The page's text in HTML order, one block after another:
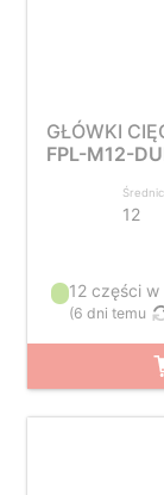
GŁÓWKI
FPL-M12-
12
12 części
(6 dni temu